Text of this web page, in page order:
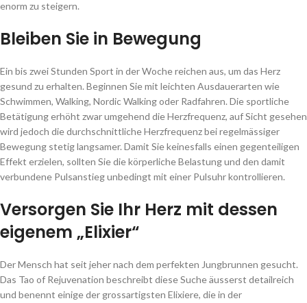
enorm zu steigern.
Bleiben Sie in Bewegung
Ein bis zwei Stunden Sport in der Woche reichen aus, um das Herz
gesund zu erhalten. Beginnen Sie mit leichten Ausdauerarten wie
Schwimmen, Walking, Nordic Walking oder Radfahren. Die sportliche
Betätigung erhöht zwar umgehend die Herzfrequenz, auf Sicht gesehen
wird jedoch die durchschnittliche Herzfrequenz bei regelmässiger
Bewegung stetig langsamer. Damit Sie keinesfalls einen gegenteiligen
Effekt erzielen, sollten Sie die körperliche Belastung und den damit
verbundene Pulsanstieg unbedingt mit einer Pulsuhr kontrollieren.
Versorgen Sie Ihr Herz mit dessen
eigenem „Elixier“
Der Mensch hat seit jeher nach dem perfekten Jungbrunnen gesucht.
Das Tao of Rejuvenation beschreibt diese Suche äusserst detailreich
und benennt einige der grossartigsten Elixiere, die in der